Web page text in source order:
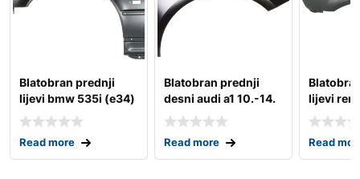
Blatobran prednji
lijevi bmw 535i (e34)
88.-95.
Read more
Blatobran prednji
desni audi a1 10.-14.
Read more
lijevi
05.-07
Read